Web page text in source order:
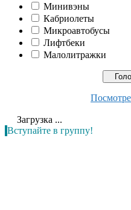
Минивэны
Кабриолеты
Микроавтобусы
Лифтбеки
Малолитражки
Загрузка ...
Вступайте в группу!